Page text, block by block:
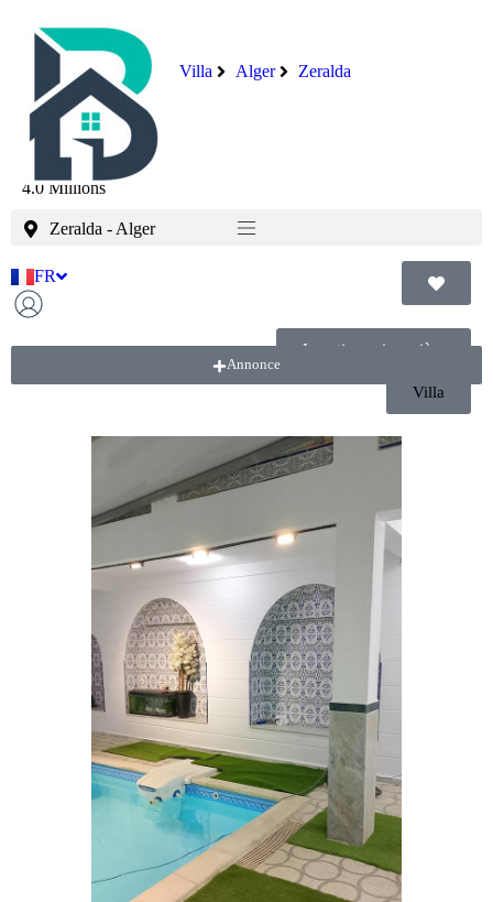
FR
AR
Annonce
Location vacances Villa Alger Zeralda
Location
4.0 Millions
Zeralda - Alger
Location saisonnière
Villa